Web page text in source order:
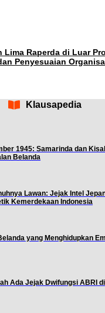
Lima Raperda di Luar
Penyesuaian
Klausapedia
1945: Samarinda dan
Belanda
Lawan: Jejak Intel
Kemerdekaan Indonesia
yang Menghidupkan
Ada Jejak Dwifungsi ABRI